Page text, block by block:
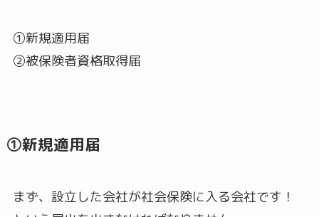
①新規適用届
②被保険者資格取得届
①新規適用届
まず、設立した会社が社会保険に入る会社です！